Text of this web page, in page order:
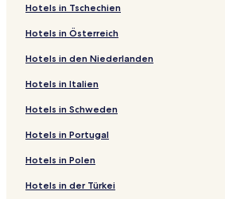
Hotels in Tschechien
Hotels in Österreich
Hotels in den Niederlanden
Hotels in Italien
Hotels in Schweden
Hotels in Portugal
Hotels in Polen
Hotels in der Türkei